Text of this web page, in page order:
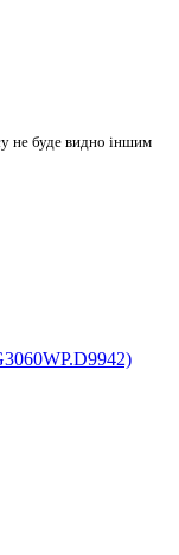
не буде видно іншим